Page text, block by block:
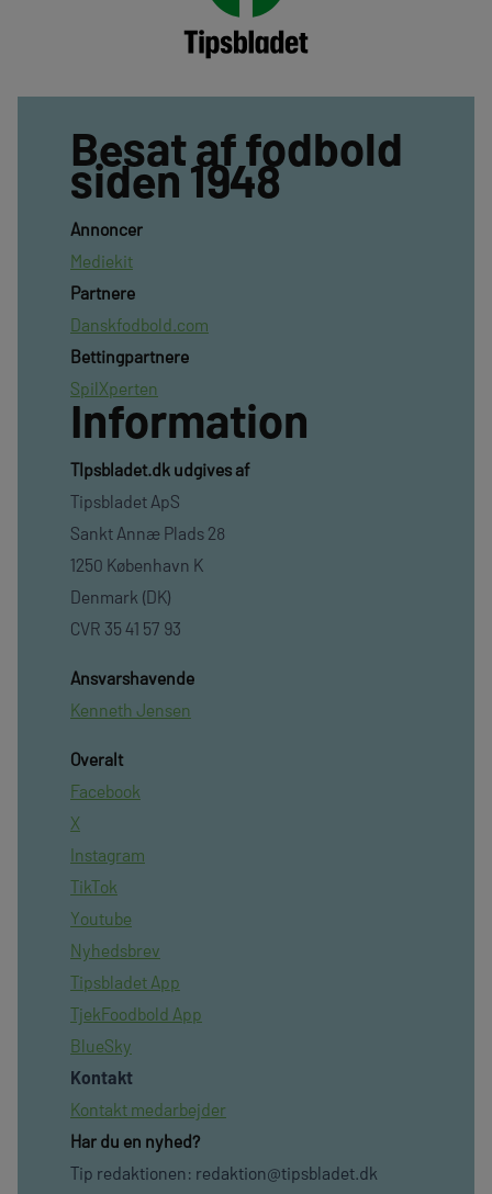
Besat af fodbold
siden 1948
Annoncer
Mediekit
Partnere
Danskfodbold.com
Bettingpartnere
SpilXperten
Information
TIpsbladet.dk udgives af
Tipsbladet ApS
Sankt Annæ Plads 28
1250 København K
Denmark (DK)
CVR 35 41 57 93
Ansvarshavende
Kenneth Jensen
Overalt
Facebook
X
Instagram
TikTok
Youtube
Nyhedsbrev
Tipsbladet App
TjekFoodbold App
BlueSky
Kontakt
Kontakt medarbejder
Har du en nyhed?
Tip redaktionen: redaktion@tipsbladet.dk